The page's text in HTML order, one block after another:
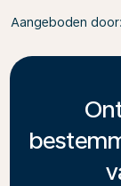
Aangeboden door